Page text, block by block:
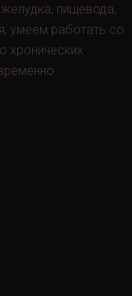
пищевода,
умеем работать со
хронических